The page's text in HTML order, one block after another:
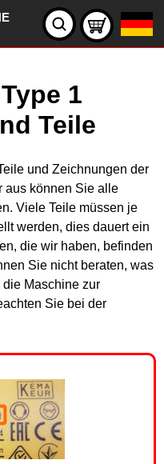
1
Teile
und Zeichnungen der
aus können Sie alle
Viele Teile müssen je
werden, dies dauert ein
die wir haben, befinden
Sie nicht beraten, was
Maschine zur
Sie bei der